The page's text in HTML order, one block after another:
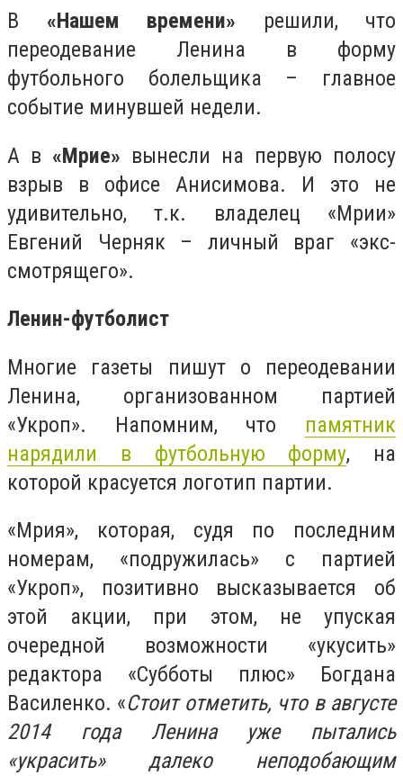
В «Нашем времени» решили, что
переодевание Ленина в форму
футбольного болельщика – главное
событие минувшей недели.
А в «Мрие» вынесли на первую полосу
взрыв в офисе Анисимова. И это не
удивительно, т.к. владелец «Мрии»
Евгений Черняк – личный враг «экс-
смотрящего».
Ленин-футболист
Многие газеты пишут о переодевании
Ленина, организованном партией
«Укроп». Напомним, что памятник
нарядили в футбольную форму, на
которой красуется логотип партии.
«Мрия», которая, судя по последним
номерам, «подружилась» с партией
«Укроп», позитивно высказывается об
этой акции, при этом, не упуская
очередной возможности «укусить»
редактора «Субботы плюс» Богдана
Василенко. «Стоит отметить, что в августе
2014 года Ленина уже пытались
«украсить» далеко неподобающим